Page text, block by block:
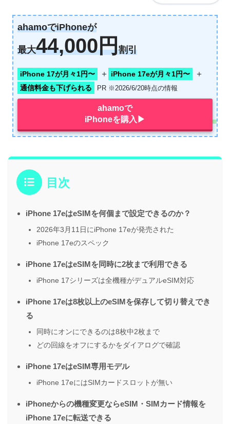
ahamoでiPhoneが
最大44,000円割引
iPhone 17が月々1円〜 ＋ iPhone 17eが月々1円〜 ＋
通信料金も下げられる PR ※2026/6/20時点の情報
ahamoで
iPhoneを購入▶︎
目次
iPhone 17eはeSIMを何個まで設定できるのか？
2026年3月11日にiPhone 17eが発売された
iPhone 17eのスペック
iPhone 17eはeSIMを同時に2枚まで利用できる
iPhone 17シリーズは全機種がデュアルeSIM対応
iPhone 17eは8枚以上のeSIMを保存して切り替えでき
る
同時にオンにできるのは8枚中2枚まで
どの回線をオフにするかをダイアログで確認
iPhone 17eはeSIM専用モデル
iPhone 17eにはSIMカードスロットが無い
iPhoneからの機種変更ならeSIM・SIMカード情報を
iPhone 17eに転送できる